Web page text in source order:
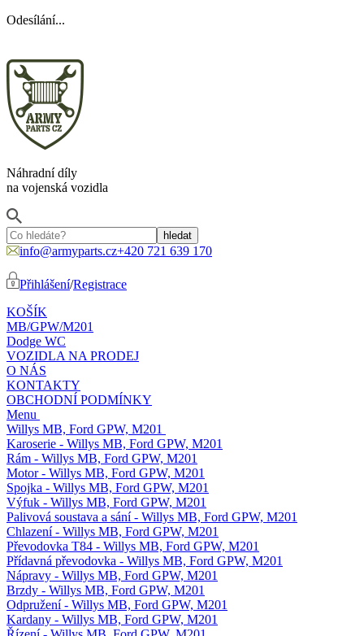
Odesílání...
Náhradní díly
na vojenská vozidla
info@armyparts.cz+420 721 639 170
Přihlášení/Registrace
KOŠÍK
MB/GPW/M201
Dodge WC
VOZIDLA NA PRODEJ
O NÁS
KONTAKTY
OBCHODNÍ PODMÍNKY
Menu
Willys MB, Ford GPW, M201
Karoserie - Willys MB, Ford GPW, M201
Rám - Willys MB, Ford GPW, M201
Motor - Willys MB, Ford GPW, M201
Spojka - Willys MB, Ford GPW, M201
Výfuk - Willys MB, Ford GPW, M201
Palivová soustava a sání - Willys MB, Ford GPW, M201
Chlazení - Willys MB, Ford GPW, M201
Převodovka T84 - Willys MB, Ford GPW, M201
Přídavná převodovka - Willys MB, Ford GPW, M201
Nápravy - Willys MB, Ford GPW, M201
Brzdy - Willys MB, Ford GPW, M201
Odpružení - Willys MB, Ford GPW, M201
Kardany - Willys MB, Ford GPW, M201